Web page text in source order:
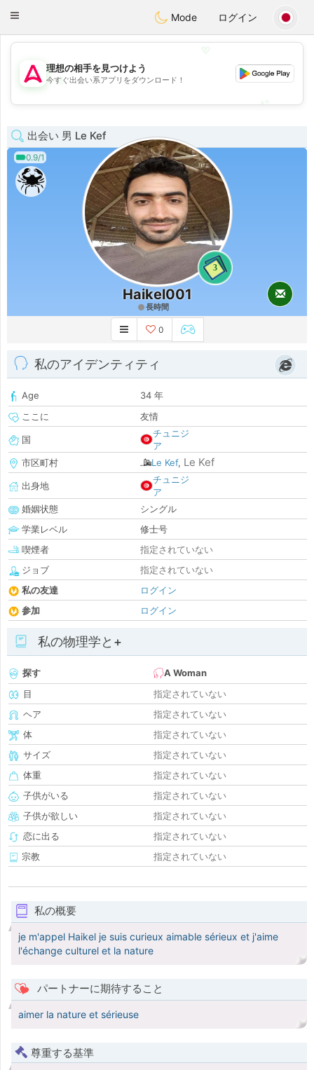
Tantôt
Toggle
Mode ログイン
💖
💕
理想の相手を見つけよう
今すぐ出会い系アプリをダウンロード！
出会い 男 Le Kef
0.9/1
3
Haikel001
長時間
0
私のアイデンティティ
Age
34 年
ここに
友情
国
チュニジ
ア
市区町村
Le Kef, Le Kef
出身地
チュニジ
ア
婚姻状態
シングル
学業レベル
修士号
喫煙者
指定されていない
ジョブ
指定されていない
私の友達
ログイン
参加
ログイン
私の物理学と+
探す
A Woman
目
指定されていない
ヘア
指定されていない
体
指定されていない
サイズ
指定されていない
体重
指定されていない
子供がいる
指定されていない
子供が欲しい
指定されていない
恋に出る
指定されていない
宗教
指定されていない
私の概要
je m'appel Haikel je suis curieux aimable sérieux et j'aime
l'échange culturel et la nature
パートナーに期待すること
aimer la nature et sérieuse
尊重する基準